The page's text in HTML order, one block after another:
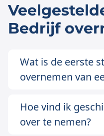
Bedrijf
Wat is de eerste
overnemen van
Hoe vind ik
over te nemen?